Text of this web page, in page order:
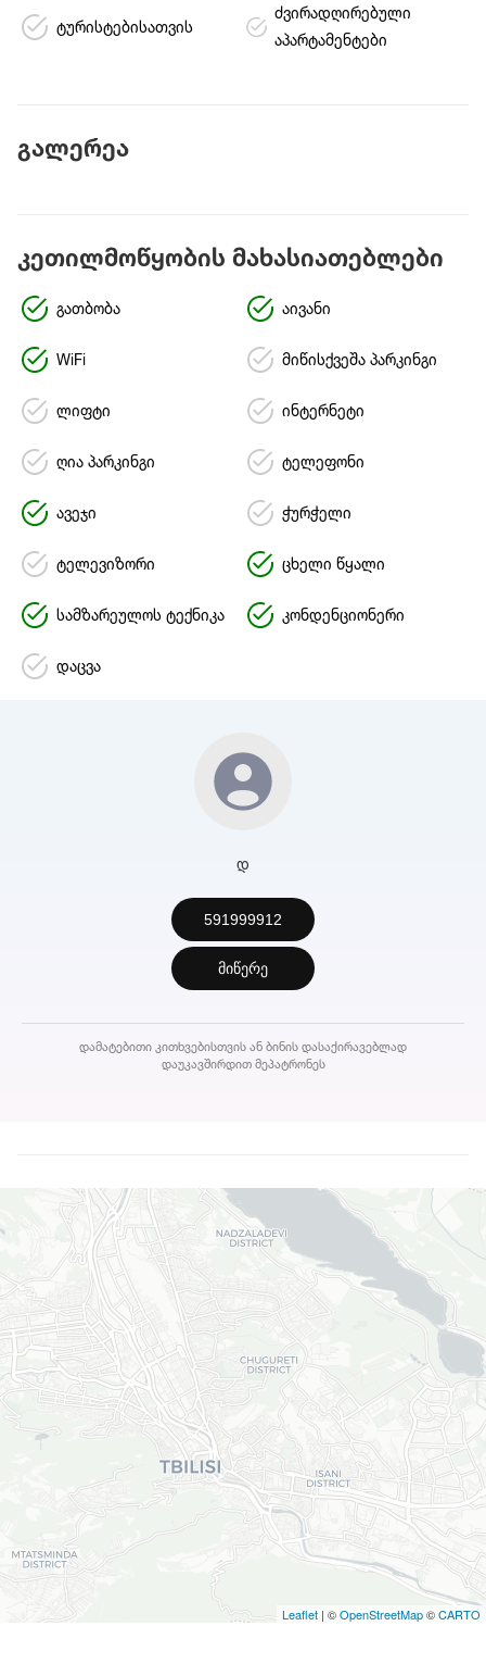
ტურისტებისათვის
ძვირადღირებული
აპარტამენტები
გალერეა
კეთილმოწყობის მახასიათებლები
გათბობა აივანი
WiFi მიწისქვეშა პარკინგი
ლიფტი ინტერნეტი
ღია პარკინგი ტელეფონი
ავეჯი ჭურჭელი
ტელევიზორი ცხელი წყალი
სამზარეულოს ტექნიკა კონდენციონერი
დაცვა
დ
591999912
მიწერე
დამატებითი კითხვებისთვის ან ბინის დასაქირავებლად
დაუკავშირდით მეპატრონეს
Leaflet | ©OpenStreetMap©CARTO